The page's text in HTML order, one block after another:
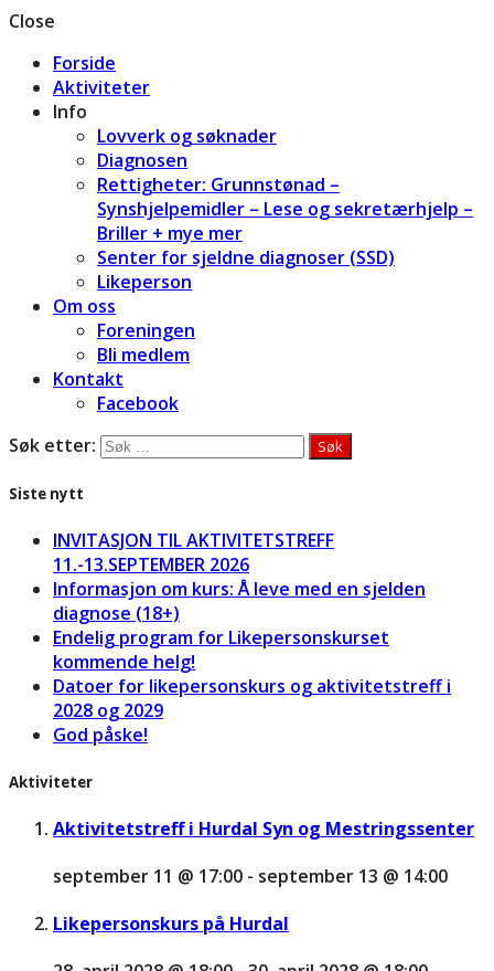
Close
Forside
Aktiviteter
Info
Lovverk og søknader
Diagnosen
Rettigheter: Grunnstønad –
Synshjelpemidler – Lese og sekretærhjelp –
Briller + mye mer
Senter for sjeldne diagnoser (SSD)
Likeperson
Om oss
Foreningen
Bli medlem
Kontakt
Facebook
Søk etter:
Siste nytt
INVITASJON TIL AKTIVITETSTREFF
11.-13.SEPTEMBER 2026
Informasjon om kurs: Å leve med en sjelden
diagnose (18+)
Endelig program for Likepersonskurset
kommende helg!
Datoer for likepersonskurs og aktivitetstreff i
2028 og 2029
God påske!
Aktiviteter
Aktivitetstreff i Hurdal Syn og Mestringssenter
september 11 @ 17:00 - september 13 @ 14:00
Likepersonskurs på Hurdal